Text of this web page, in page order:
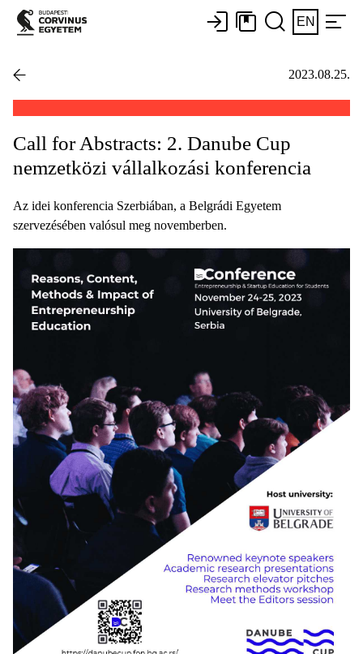
EN
2023.08.25.
Call for Abstracts: 2. Danube Cup
nemzetközi vállalkozási konferencia
Az idei konferencia Szerbiában, a Belgrádi Egyetem
szervezésében valósul meg novemberben.